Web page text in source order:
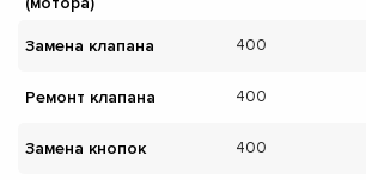
Замена клапана 400
Ремонт клапана 400
Замена кнопок 400